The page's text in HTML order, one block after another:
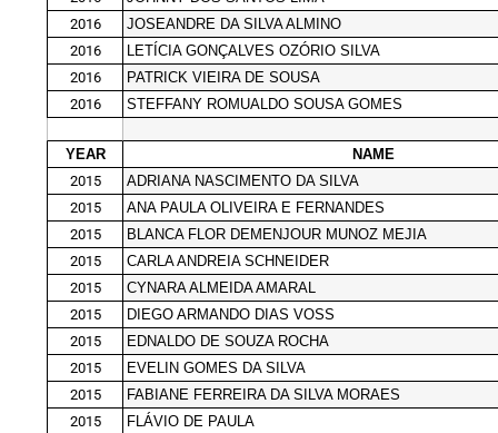
2016
JOSEANDRE DA SILVA ALMINO
2016
LETÍCIA GONÇALVES OZÓRIO SILVA
2016
PATRICK VIEIRA DE SOUSA
2016
STEFFANY ROMUALDO SOUSA GOMES
YEAR
NAME
2015
ADRIANA NASCIMENTO DA SILVA
2015
ANA PAULA OLIVEIRA E FERNANDES
2015
BLANCA FLOR DEMENJOUR MUNOZ MEJIA
2015
CARLA ANDREIA SCHNEIDER
2015
CYNARA ALMEIDA AMARAL
2015
DIEGO ARMANDO DIAS VOSS
2015
EDNALDO DE SOUZA ROCHA
2015
EVELIN GOMES DA SILVA
2015
FABIANE FERREIRA DA SILVA MORAES
2015
FLÁVIO DE PAULA